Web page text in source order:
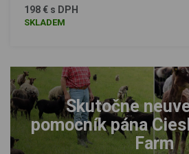
198 € s DPH
SKLADEM
Skutočne
pomocník pána
Farm